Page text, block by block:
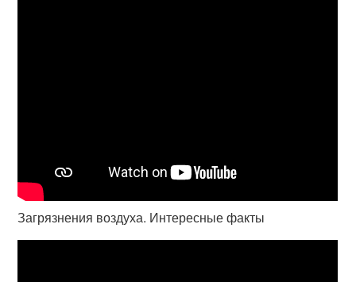
Загрязнения воздуха. Интересные факты